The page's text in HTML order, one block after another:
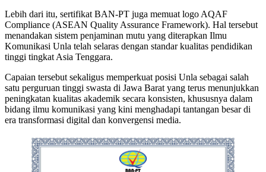
Lebih dari itu, sertifikat BAN-PT juga memuat logo AQAF
Compliance (ASEAN Quality Assurance Framework). Hal tersebut
menandakan sistem penjaminan mutu yang diterapkan Ilmu
Komunikasi Unla telah selaras dengan standar kualitas pendidikan
tinggi tingkat Asia Tenggara.
Capaian tersebut sekaligus memperkuat posisi Unla sebagai salah
satu perguruan tinggi swasta di Jawa Barat yang terus menunjukkan
peningkatan kualitas akademik secara konsisten, khususnya dalam
bidang ilmu komunikasi yang kini menghadapi tantangan besar di
era transformasi digital dan konvergensi media.